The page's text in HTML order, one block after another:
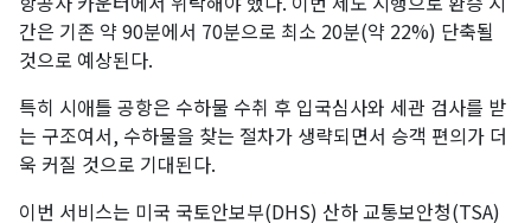
간은 기존 약 90분에서 70분으로 최소 20분(약 22%) 단축될
것으로 예상된다.
특히 시애틀 공항은 수하물 수취 후 입국심사와 세관 검사를 받
는 구조여서, 수하물을 찾는 절차가 생략되면서 승객 편의가 더
욱 커질 것으로 기대된다.
이번 서비스는 미국 국토안보부(DHS) 산하 교통보안청(TSA)